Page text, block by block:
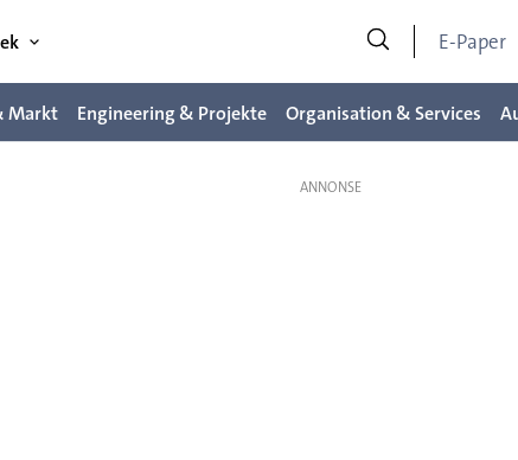
E-Paper
Markt Engineering & Projekte Organisation & Services